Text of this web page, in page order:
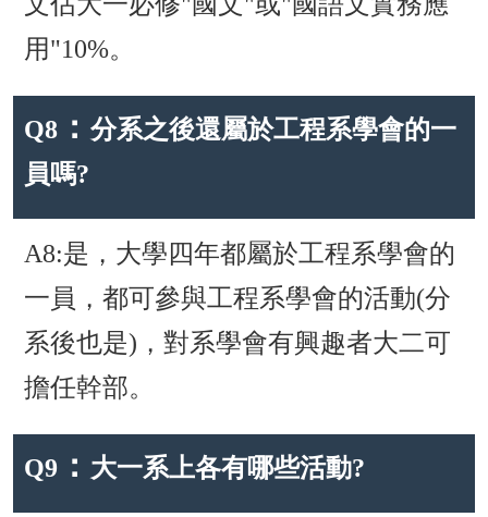
用"10%。
Q8 ： 分系之後還屬於工程系學會的一
員嗎?
A8:是，大學四年都屬於工程系學會的
一員，都可參與工程系學會的活動(分
系後也是)，對系學會有興趣者大二可
擔任幹部。
Q9 ： 大一系上各有哪些活動?